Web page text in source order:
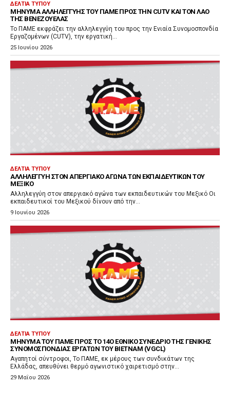
ΔΕΛΤΊΑ ΤΎΠΟΥ
ΜΉΝΥΜΑ ΑΛΛΗΛΕΓΓΎΗΣ ΤΟΥ ΠΑΜΕ ΠΡΟΣ ΤΗΝ CUTV ΚΑΙ ΤΟΝ ΛΑΌ
ΤΗΣ ΒΕΝΕΖΟΥΈΛΑΣ
Το ΠΑΜΕ εκφράζει την αλληλεγγύη του προς την Ενιαία Συνομοσπονδία
Εργαζομένων (CUTV), την εργατική...
25 Ιουνίου 2026
ΔΕΛΤΊΑ ΤΎΠΟΥ
ΑΛΛΗΛΕΓΓΎΗ ΣΤΟΝ ΑΠΕΡΓΙΑΚΌ ΑΓΏΝΑ ΤΩΝ ΕΚΠΑΙΔΕΥΤΙΚΏΝ ΤΟΥ
ΜΕΞΙΚΌ
Αλληλεγγύη στον απεργιακό αγώνα των εκπαιδευτικών του Μεξικό Οι
εκπαιδευτικοί του Μεξικού δίνουν από την...
9 Ιουνίου 2026
ΔΕΛΤΊΑ ΤΎΠΟΥ
ΜΉΝΥΜΑ ΤΟΥ ΠΑΜΕ ΠΡΟΣ ΤΟ 14Ο ΕΘΝΙΚΌ ΣΥΝΈΔΡΙΟ ΤΗΣ ΓΕΝΙΚΉΣ
ΣΥΝΟΜΟΣΠΟΝΔΊΑΣ ΕΡΓΑΤΏΝ ΤΟΥ ΒΙΕΤΝΆΜ (VGCL)
Αγαπητοί σύντροφοι, Το ΠΑΜΕ, εκ μέρους των συνδικάτων της
Ελλάδας, απευθύνει θερμό αγωνιστικό χαιρετισμό στην...
29 Μαΐου 2026